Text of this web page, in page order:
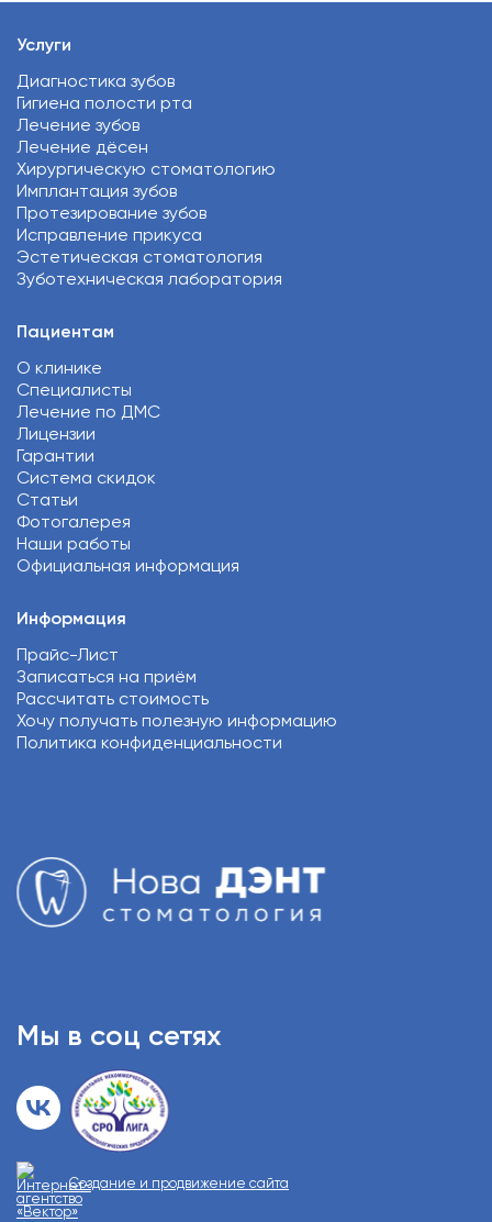
Услуги
Диагностика зубов
Гигиена полости рта
Лечение зубов
Лечение дёсен
Хирургическую стоматологию
Имплантация зубов
Протезирование зубов
Исправление прикуса
Эстетическая стоматология
Зуботехническая лаборатория
Пациентам
О клинике
Специалисты
Лечение по ДМС
Лицензии
Гарантии
Система скидок
Статьи
Фотогалерея
Наши работы
Официальная информация
Информация
Прайс-Лист
Записаться на приём
Рассчитать стоимость
Хочу получать полезную информацию
Политика конфиденциальности
Мы в соц сетях
Создание и продвижение сайта